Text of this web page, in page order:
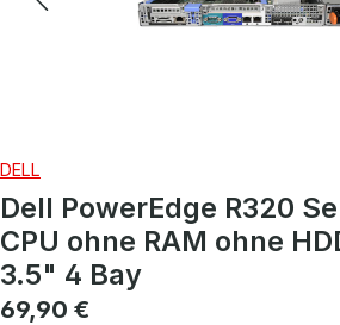
DELL
Dell PowerEdge R320
CPU ohne RAM ohne
3.5" 4 Bay
Regulärer Preis:
69,90 €